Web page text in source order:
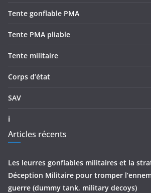
Tente gonflable PMA
Tente PMA pliable
Tente militaire
Corps d’état
SAV
ℹ
Articles récents
Les leurres gonflables militaires et la
Déception Militaire pour tromper
guerre (dummy tank, military decoys)